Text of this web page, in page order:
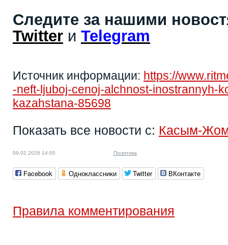
Следите за нашими
Twitter и Telegram
Источник информации: https://
-neft-ljuboj-cenoj-alchnost-inostrannyh-
kazahstana-85698
Показать все новости с: Касым-
09.02.2026 14:00 Политика
Facebook Одноклассники Twitter ВКонтакте
Правила комментирования